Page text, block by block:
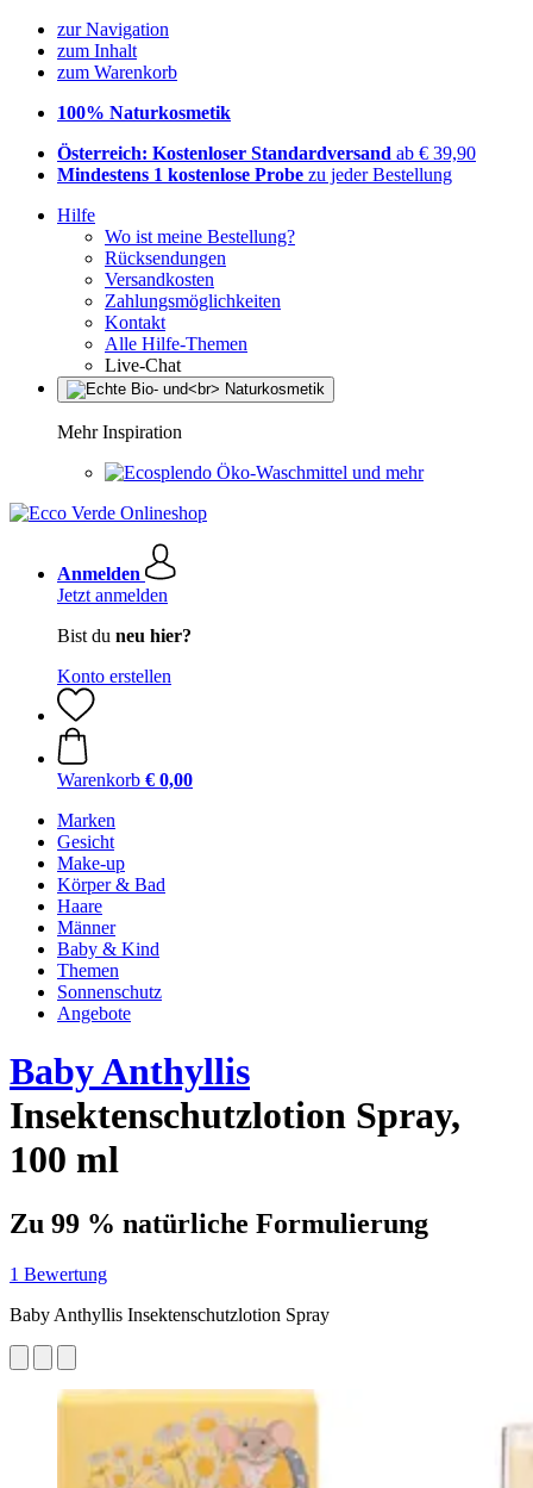
zur Navigation
zum Inhalt
zum Warenkorb
100% Naturkosmetik
Österreich: Kostenloser Standardversand ab € 39,90
Mindestens 1 kostenlose Probe zu jeder Bestellung
Hilfe
Wo ist meine Bestellung?
Rücksendungen
Versandkosten
Zahlungsmöglichkeiten
Kontakt
Alle Hilfe-Themen
Live-Chat
Mehr Inspiration
Öko-Waschmittel und mehr
Anmelden
Jetzt anmelden
Bist du neu hier?
Konto erstellen
Warenkorb € 0,00
Marken
Gesicht
Make-up
Körper & Bad
Haare
Männer
Baby & Kind
Themen
Sonnenschutz
Angebote
Baby Anthyllis
Insektenschutzlotion Spray,
100 ml
Zu 99 % natürliche Formulierung
1 Bewertung
Baby Anthyllis Insektenschutzlotion Spray